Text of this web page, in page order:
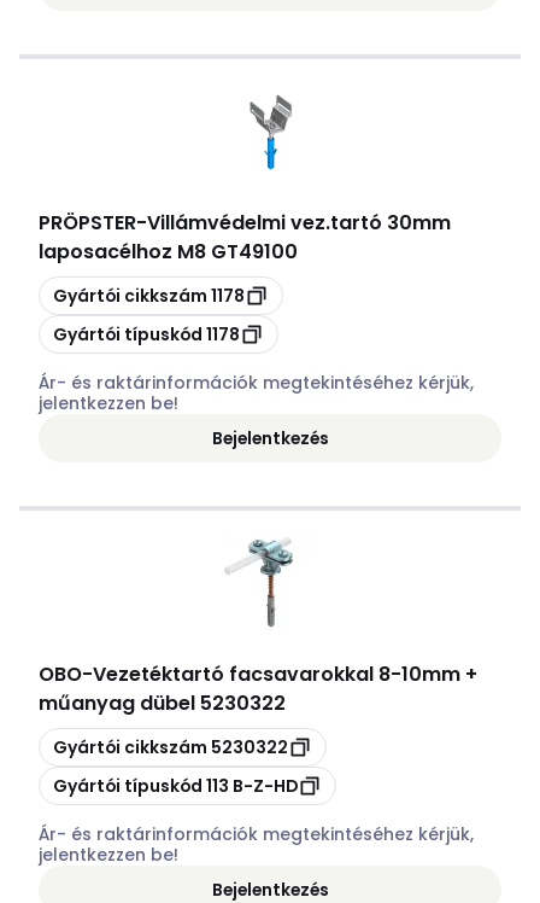
PRÖPSTER-Villámvédelmi vez.tartó 30mm
laposacélhoz M8 GT49100
Másolás
Gyártói cikkszám 1178
Másolás
Gyártói típuskód 1178
Ár- és raktárinformációk megtekintéséhez kérjük,
jelentkezzen be!
Bejelentkezés
OBO-Vezetéktartó facsavarokkal 8-10mm +
műanyag dübel 5230322
Másolás
Gyártói cikkszám 5230322
Másolás
Gyártói típuskód 113 B-Z-HD
Ár- és raktárinformációk megtekintéséhez kérjük,
jelentkezzen be!
Bejelentkezés